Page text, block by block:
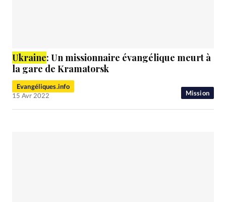
Mission
Ukraine: Un missionnaire évangélique meurt à
la gare de Kramatorsk
Evangéliques.info
15 Avr 2022